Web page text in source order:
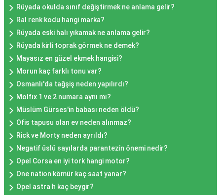
Rüyada okulda sınıf değiştirmek ne anlama gelir?
Ral renk kodu hangi marka?
Rüyada eski halı yıkamak ne anlama gelir?
Rüyada kirli toprak görmek ne demek?
Mayasız en güzel ekmek hangisi?
Morun kaç farklı tonu var?
Osmanlı'da tağşiş neden yapılırdı?
Molfıx 1 ve 2 numara aynı mı?
Müslüm Gürses'in babası neden öldü?
Ofis tapusu olan ev neden alınmaz?
Rick ve Morty neden ayrıldı?
Negatif üslü sayılarda parantezin önemi nedir?
Opel Corsa en iyi tork hangi motor?
One nation kömür kaç saat yanar?
Opel astra h kaç beygir?